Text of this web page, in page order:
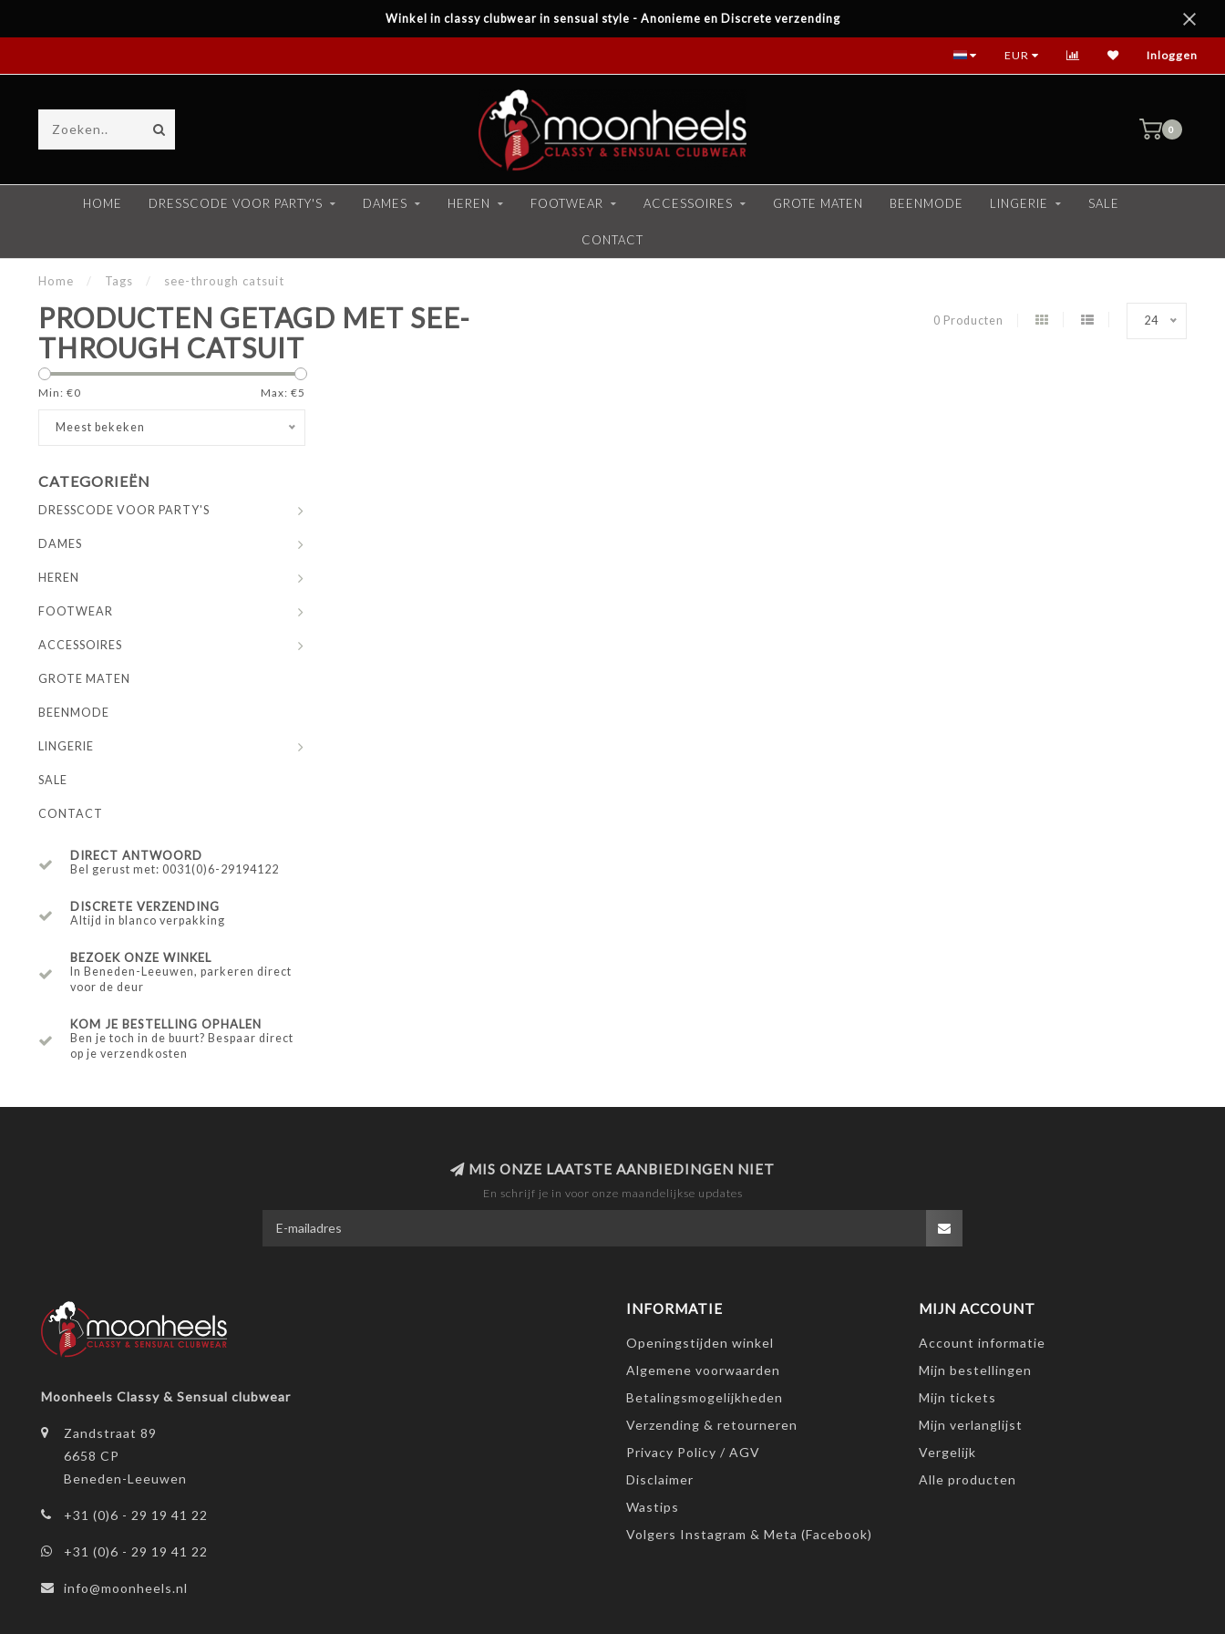
Winkel in classy clubwear in sensual style - Anonieme en Discrete verzending
EUR Inloggen
0
HOME DRESSCODE VOOR PARTY'S DAMES HEREN FOOTWEAR ACCESSOIRES GROTE MATEN BEENMODE LINGERIE SALE
CONTACT
Home / Tags / see-through catsuit
PRODUCTEN GETAGD MET SEE-
THROUGH CATSUIT
0 Producten 24
Min: €0 Max: €5
Meest bekeken
CATEGORIEËN
DRESSCODE VOOR PARTY'S
DAMES
HEREN
FOOTWEAR
ACCESSOIRES
GROTE MATEN
BEENMODE
LINGERIE
SALE
CONTACT
DIRECT ANTWOORD
Bel gerust met: 0031(0)6-29194122
DISCRETE VERZENDING
Altijd in blanco verpakking
BEZOEK ONZE WINKEL
In Beneden-Leeuwen, parkeren direct
voor de deur
KOM JE BESTELLING OPHALEN
Ben je toch in de buurt? Bespaar direct
op je verzendkosten
MIS ONZE LAATSTE AANBIEDINGEN NIET
En schrijf je in voor onze maandelijkse updates
Moonheels Classy & Sensual clubwear
Zandstraat 89
6658 CP
Beneden-Leeuwen
+31 (0)6 - 29 19 41 22
+31 (0)6 - 29 19 41 22
info@moonheels.nl
INFORMATIE
Openingstijden winkel
Algemene voorwaarden
Betalingsmogelijkheden
Verzending & retourneren
Privacy Policy / AGV
Disclaimer
Wastips
Volgers Instagram & Meta (Facebook)
MIJN ACCOUNT
Account informatie
Mijn bestellingen
Mijn tickets
Mijn verlanglijst
Vergelijk
Alle producten